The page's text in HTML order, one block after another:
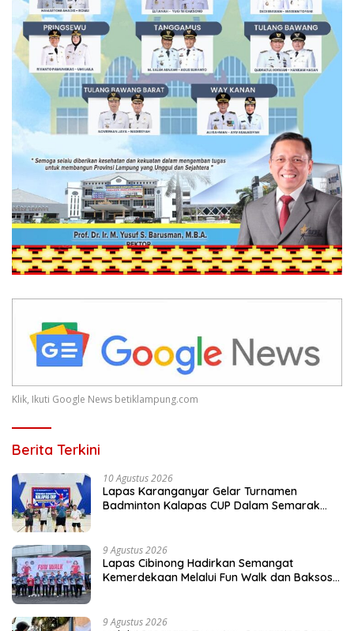
Klik, Ikuti Google News betiklampung.com
Berita Terkini
10 Agustus 2026
Lapas Karanganyar Gelar Turnamen
Badminton Kalapas CUP Dalam Semarak
9 Agustus 2026
Lapas Cibinong Hadirkan Semangat
Kemerdekaan Melalui Fun Walk dan Baksos
9 Agustus 2026